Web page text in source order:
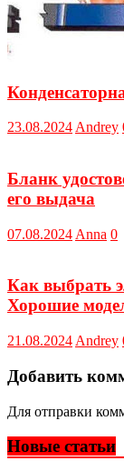
23.08.2024 Andrey
Бланк
его выдача
07.08.2024 Anna 0
Как выбрать
Хорошие
21.08.2024 Andrey
Добавить
Для отправки
Новые статьи